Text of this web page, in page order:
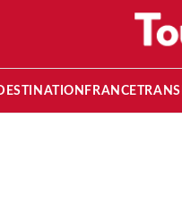
FRANCE